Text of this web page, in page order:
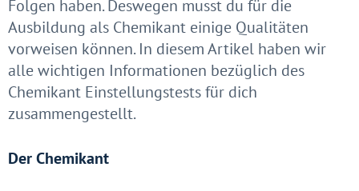
Folgen haben. Deswegen musst du für die
Ausbildung als Chemikant einige Qualitäten
vorweisen können. In diesem Artikel haben wir
alle wichtigen Informationen bezüglich des
Chemikant Einstellungstests für dich
zusammengestellt.
Der Chemikant